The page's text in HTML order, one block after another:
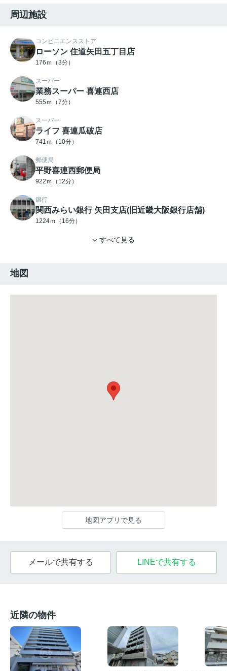
周辺施設
コンビニエンスストア
ローソン 住道矢田五丁目店
176ｍ（3分）
スーパー
業務スーパー 喜連西店
555ｍ（7分）
スーパー
ライフ 喜連瓜破店
741ｍ（10分）
郵便局
平野喜連西郵便局
922ｍ（12分）
銀行
関西みらい銀行 矢田支店(旧近畿大阪銀行店舗)
1224ｍ（16分）
すべて見る
地図
地図アプリで見る
メールで共有する LINEで共有する
近隣の物件